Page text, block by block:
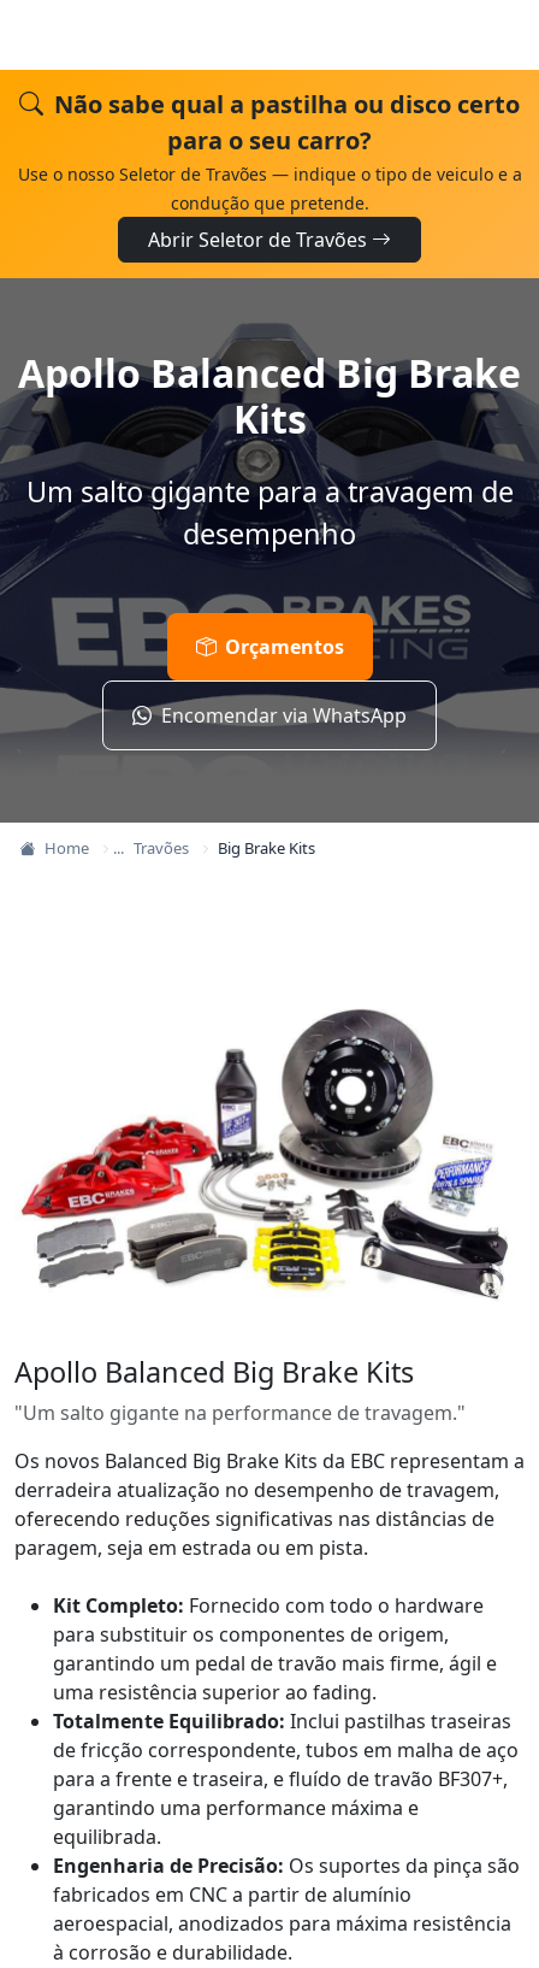
Não sabe qual a pastilha ou disco certo
para o seu carro?
Use o nosso Seletor de Travões — indique o tipo de veiculo e a
condução que pretende.
Abrir Seletor de Travões
Apollo Balanced Big Brake
Kits
Um salto gigante para a travagem de
desempenho
Orçamentos
Encomendar via WhatsApp
Home Travões Big Brake Kits
Apollo Balanced Big Brake Kits
"Um salto gigante na performance de travagem."
Os novos Balanced Big Brake Kits da EBC representam a
derradeira atualização no desempenho de travagem,
oferecendo reduções significativas nas distâncias de
paragem, seja em estrada ou em pista.
Kit Completo: Fornecido com todo o hardware
para substituir os componentes de origem,
garantindo um pedal de travão mais firme, ágil e
uma resistência superior ao fading.
Totalmente Equilibrado: Inclui pastilhas traseiras
de fricção correspondente, tubos em malha de aço
para a frente e traseira, e fluído de travão BF307+,
garantindo uma performance máxima e
equilibrada.
Engenharia de Precisão: Os suportes da pinça são
fabricados em CNC a partir de alumínio
aeroespacial, anodizados para máxima resistência
à corrosão e durabilidade.